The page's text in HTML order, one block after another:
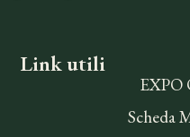
Link utili
EXPO
Scheda